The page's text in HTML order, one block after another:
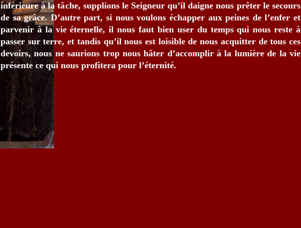
inférieure à la tâche, supplions le Seigneur qu’il daigne nous prêter le secours
de sa grâce. D’autre part, si nous voulons échapper aux peines de l’enfer et
parvenir à la vie éternelle, il nous faut bien user du temps qui nous reste à
passer sur terre, et tandis qu’il nous est loisible de nous acquitter de tous ces
devoirs, nous ne saurions trop nous hâter d’accomplir à la lumière de la vie
présente ce qui nous profitera pour l’éternité.